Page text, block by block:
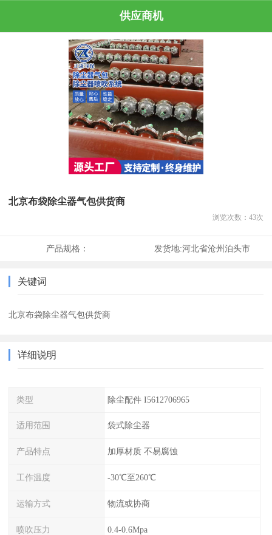
供应商机
北京布袋除尘器气包供货商
浏览次数： 43次
产品规格： 发货地:河北省沧州泊头市
关键词
北京布袋除尘器气包供货商
详细说明
类型 除尘配件 I5612706965
适用范围 袋式除尘器
产品特点 加厚材质 不易腐蚀
工作温度 -30℃至260℃
运输方式 物流或协商
喷吹压力 0.4-0.6Mpa